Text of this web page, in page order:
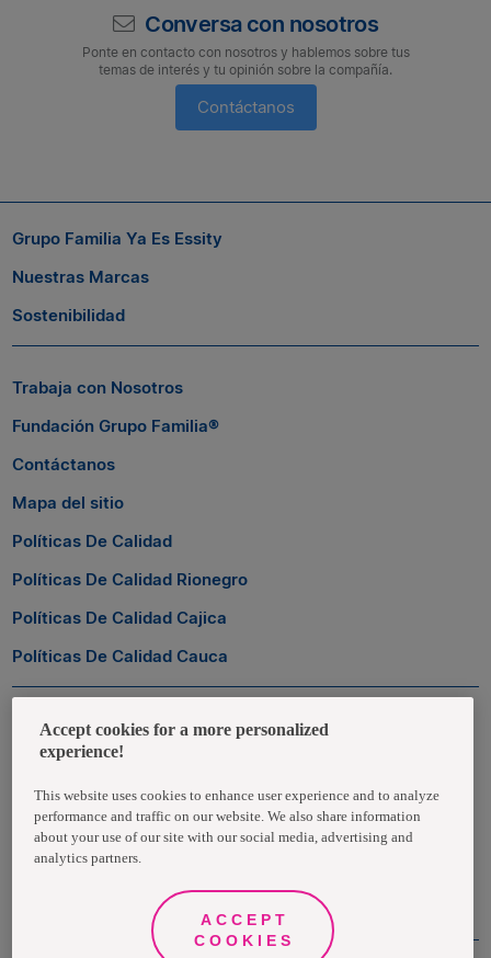
Conversa con nosotros
Ponte en contacto con nosotros y hablemos sobre tus
temas de interés y tu opinión sobre la compañía.
Contáctanos
Si quieres seguir conectado con nosotros, suscríbete al boletín
de Grupo Familia® y entérate a tiempo de las novedades.
Grupo Familia Ya Es Essity
Nuestras Marcas
Sostenibilidad
Trabaja con Nosotros
Fundación Grupo Familia®
Contáctanos
Mapa del sitio
Políticas De Calidad
Políticas De Calidad Rionegro
Políticas De Calidad Cajica
Políticas De Calidad Cauca
Zona Transaccional
Clientes
Accept cookies for a more personalized
experience!
This website uses cookies to enhance user experience and to analyze
performance and traffic on our website. We also share information
about your use of our site with our social media, advertising and
analytics partners.
ACCEPT
COOKIES